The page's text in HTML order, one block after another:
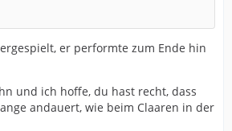
er performte zum Ende hin
und ich hoffe, du hast recht, dass
andauert, wie beim Claaren in der